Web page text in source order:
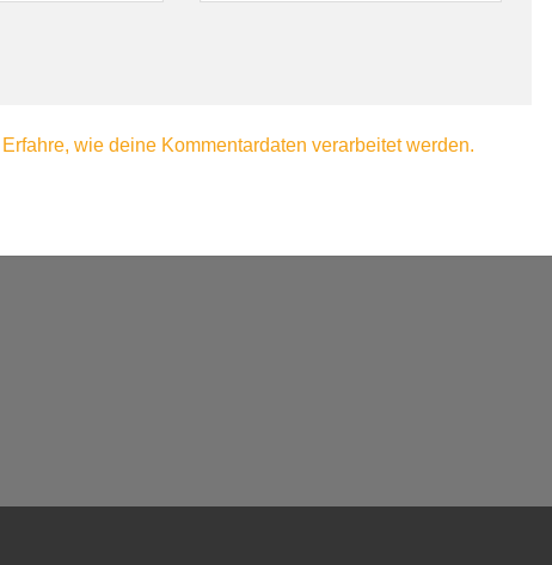
Erfahre, wie deine Kommentardaten verarbeitet werden.